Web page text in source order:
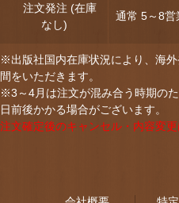
注文発注 (在庫
なし)
通常 5～8営
※出版社国内在庫状況により、海
間をいただきます。
※3～4月は注文が混み合う時期の
日前後かかる場合がございます。
注文確定後のキャンセル・内容変更